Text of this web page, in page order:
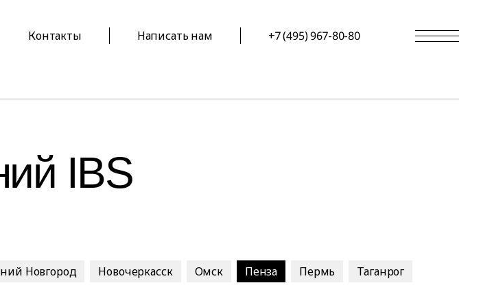
Контакты Написать нам +7 (495) 967-80-80
IBS
Новгород Новочеркасск Омск Пенза Пермь
Таганрог